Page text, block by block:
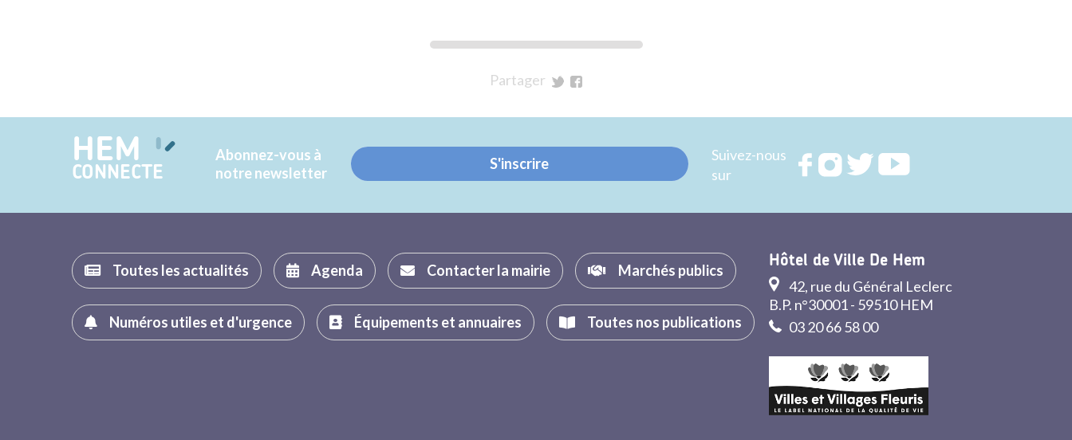
Partager
Twitter
Facebook
HEM
CONNECTE
Abonnez-vous à
notre newsletter
S'inscrire
Suivez-nous
sur
RejoignezRejoignezRejoignez
Toutes les actualités Agenda Contacter la mairie Marchés publics
Numéros utiles et d'urgence Équipements et annuaires Toutes nos publications
Hôtel de Ville De Hem
42, rue du Général Leclerc
B.P. n°30001 - 59510 HEM
03 20 66 58 00